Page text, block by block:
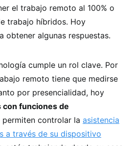
el trabajo remoto al 100% o
trabajo híbridos. Hoy
obtener algunas respuestas.
cumple un rol clave. Por
remoto tiene que medirse
por presencialidad, hoy
con funciones de
permiten controlar la asistencia
a través de su dispositivo